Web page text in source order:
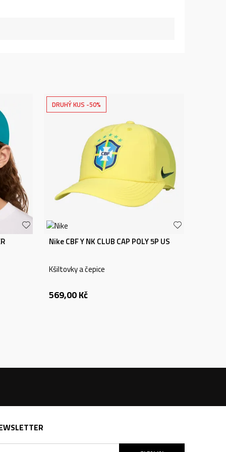
DRUHÝ KUS -50%
Nike CBF Y NK CLUB CAP POLY 5P US
Kšiltovky a čepice
569,00Kč